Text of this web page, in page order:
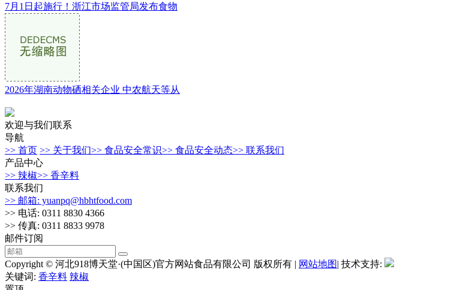
7月1日起施行！浙江市场监管局发布食物
2026年湖南动物硒相关企业 中农航天等从
欢迎与我们联系
导航
>> 首页 >> 关于我们>> 食品安全常识>> 食品安全动态>> 联系我们
产品中心
>> 辣椒>> 香辛料
联系我们
>> 邮箱: yuanpq@hbhtfood.com
>> 电话: 0311 8830 4366
>> 传真: 0311 8833 9978
邮件订阅
Copyright © 河北918博天堂·(中国区)官方网站食品有限公司 版权所有 | 网站地图| 技术支持:
关键词: 香辛料 辣椒